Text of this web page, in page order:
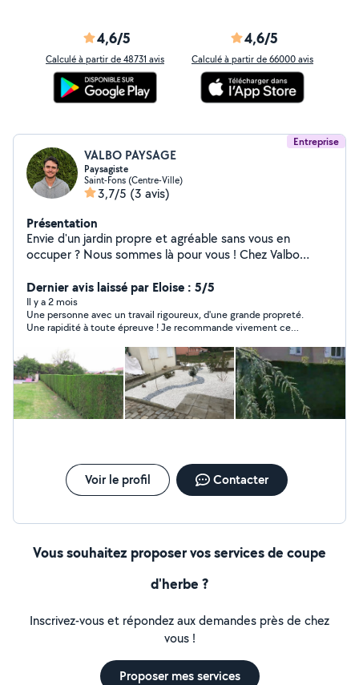
4,6/5
Calculé à partir de 48731 avis
4,6/5
Calculé à partir de 66000 avis
Entreprise
VALBO PAYSAGE
Paysagiste
Saint-Fons (Centre-Ville)
3,7/5 (3 avis)
Présentation
Envie d'un jardin propre et agréable sans vous en
occuper ? Nous sommes là pour vous ! Chez Valbo
avec sérieux et bonne humeur : tonte, taille de haies,
débroussaillage, désherbage, plantations, remise en
état, home-sitting et bien plus encore. Nous accordons
une grande importance à la qualité du travail, à la
ponctualité et à la satisfaction de nos clients.
Intervention dans le bassin lyonnais et les alentours.
Devis gratuit.
Dernier avis laissé par Eloise : 5/5
Il y a 2 mois
Une personne avec un travail rigoureux, d'une grande propreté.
Une rapidité à toute épreuve ! Je recommande vivement ce
un vrai havre de paix. Pour ma part il sera mon paysagiste attitré
annuelle! Merci encore pour votre travail !
Voir le profil Contacter
Vous souhaitez proposer vos services de coupe
d'herbe ?
Inscrivez-vous et répondez aux demandes près de chez
vous !
Proposer mes services